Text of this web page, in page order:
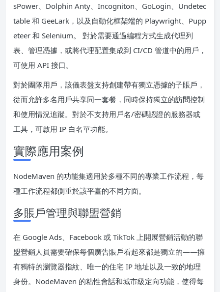
sPower、Dolphin Anty、Incogniton、GoLogin、Undetec
table 和 GeeLark，以及自動化框架端的 Playwright、Pupp
eteer 和 Selenium。 對於需要通過編程方式生成代理列
表、管理憑據，或將代理配置集成到 CI/CD 管道中的用戶，
可使用 API 接口。
對於團隊用戶，該儀表盤支持創建帶有獨立憑據的子賬戶，
從而允許多名用戶共享同一套餐，同時保持獨立的訪問控制
和使用情況追蹤。對於不支持用戶名/密碼認證的服務器或
工具，可啟用 IP 白名單功能。
實際應用案例
NodeMaven 的功能集適用於多種不同的專業工作流程，每
種工作流程都側重於該平臺的不同方面。
多賬戶管理與聯盟營銷
在 Google Ads、Facebook 或 TikTok 上開展營銷活動的聯
盟營銷人員需要確保每個廣告賬戶看起來都是獨立的——擁
有獨特的瀏覽器指紋、唯一的住宅 IP 地址以及一致的地理
身份。NodeMaven 的粘性會話和城市級定向功能，使得每